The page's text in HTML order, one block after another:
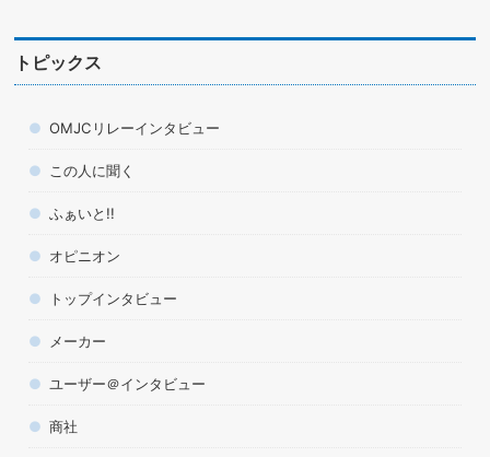
トピックス
OMJCリレーインタビュー
この人に聞く
ふぁいと!!
オピニオン
トップインタビュー
メーカー
ユーザー＠インタビュー
商社